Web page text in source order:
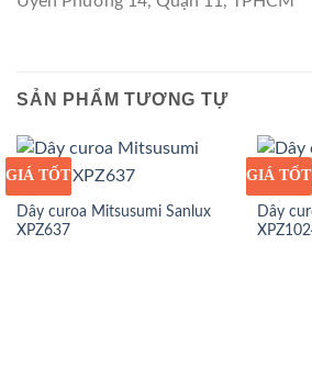
SẢN PHẨM TƯƠNG TỰ
GIÁ SỈ
GIÁ TỐT
Dây curoa Mitsusumi Sanlux
XPZ637
GIÁ SỈ
GIÁ TỐT
Dây